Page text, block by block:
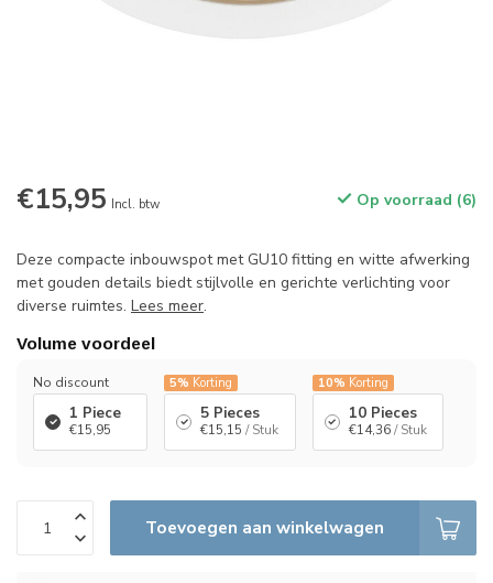
€15,95 Incl. btw Op voorraad (6)
Deze compacte inbouwspot met GU10 fitting en witte afwerking
met gouden details biedt stijlvolle en gerichte verlichting voor
diverse ruimtes. Lees meer.
Volume voordeel
No discount
1 Piece
€15,95
5% Korting
5 Pieces
€15,15 / Stuk
10% Korting
10 Pieces
€14,36 / Stuk
Toevoegen aan winkelwagen